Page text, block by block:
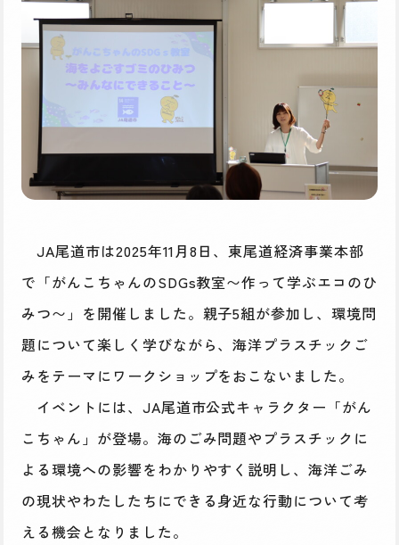
JA尾道市は2025年11月8日、東尾道経済事業本部
で「がんこちゃんのSDGs教室〜作って学ぶエコのひ
みつ〜」を開催しました。親子5組が参加し、環境問
題について楽しく学びながら、海洋プラスチックご
みをテーマにワークショップをおこないました。
イベントには、JA尾道市公式キャラクター「がん
こちゃん」が登場。海のごみ問題やプラスチックに
よる環境への影響をわかりやすく説明し、海洋ごみ
の現状やわたしたちにできる身近な行動について考
える機会となりました。